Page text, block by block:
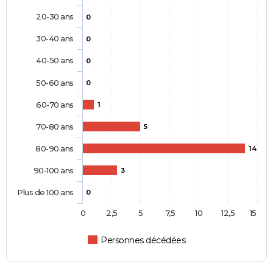
0
0
0
0
1
5
14
3
0
Personnes décédées
20-30 ans
30-40 ans
40-50 ans
50-60 ans
60-70 ans
70-80 ans
80-90 ans
90-100 ans
Plus de 100 ans
0 2,5 5 7,5 10 12,5 15